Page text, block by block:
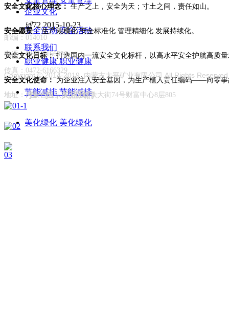
议。
넶72 2015-10-23
安全活动 安全活动
职业健康 职业健康
节能减排 节能减排
美化绿化 美化绿化
安全文化核心理念： 生产之上，安全为天；寸土之间，责任如山。
安全愿景：生产规模化 安全标准化 管理精细化 发展持续化。
安全文化目标：打造国内一流安全文化标杆，以高水平安全护航高质
安全文化使命：为企业注入安全基因，为生产植入责任编码——向零事
企业文化
联系我们
邮编：014010
电话：0472-6166326
传真：0472-6166329
地址：内蒙古包头市昆区钢铁大街74号财富中心8层805
Copyright © 2014-2019 内蒙古太平矿业有限公司 All Rights
扫一扫，关注我们